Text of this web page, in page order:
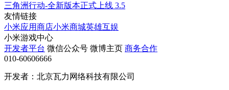
三角洲行动-全新版本正式上线 3.5
友情链接
小米应用商店小米商城英雄互娱
小米游戏中心
开发者平台 微信公众号 微博主页 商务合作
010-60606666
开发者：北京瓦力网络科技有限公司